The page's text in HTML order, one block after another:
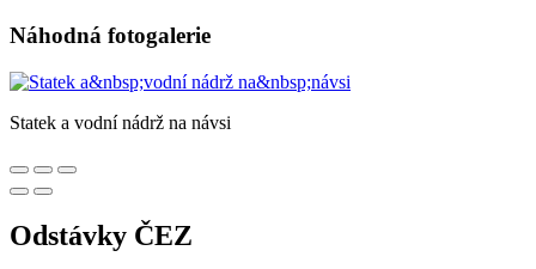
Náhodná fotogalerie
Statek a vodní nádrž na návsi
Odstávky ČEZ